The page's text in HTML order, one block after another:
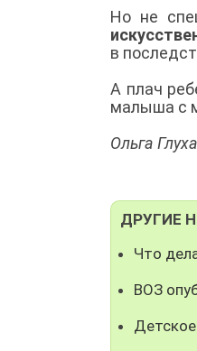
Но не
в
А плач
малыша с
Ольга
ДРУГИЕ
Что
ВОЗ